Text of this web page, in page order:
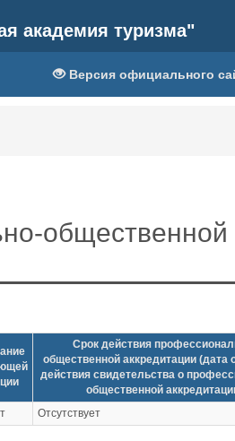
академия туризма"
Версия официального
общественной
Срок действия
общественной аккредитации (дата
действия свидетельства о
общественной
Отсутствует